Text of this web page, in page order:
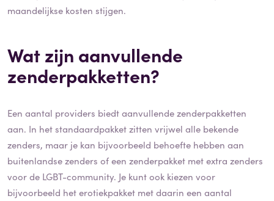
maandelijkse kosten stijgen.
Wat zijn aanvullende
zenderpakketten?
Een aantal providers biedt aanvullende zenderpakketten
aan. In het standaardpakket zitten vrijwel alle bekende
zenders, maar je kan bijvoorbeeld behoefte hebben aan
buitenlandse zenders of een zenderpakket met extra zenders
voor de LGBT-community. Je kunt ook kiezen voor
bijvoorbeeld het erotiekpakket met daarin een aantal